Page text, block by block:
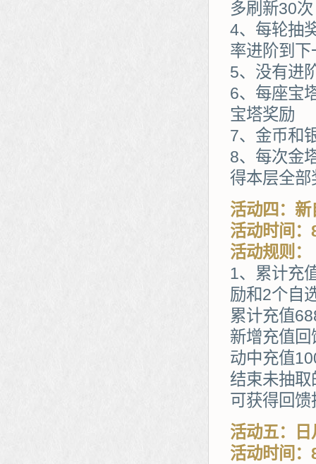
多刷新30次
4、每轮抽
率进阶到下
5、没有进
6、每座宝
宝塔奖励
7、金币和
8、每次金
得本层全
活动四：
活动时间
活动规则：
1、累计充
励和2个自
累计充值
新增充值
动中充值
结束未抽
可获得回馈
活动五：日
活动时间